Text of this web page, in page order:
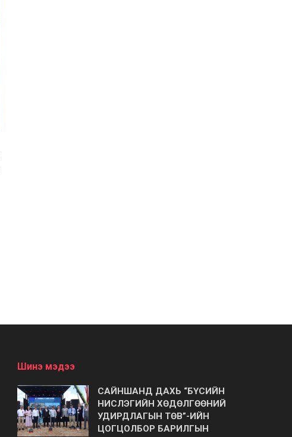
Шинэ мэдээ
САЙНШАНД ДАХЬ “БҮСИЙН
НИСЛЭГИЙН ХӨДӨЛГӨӨНИЙ
УДИРДЛАГЫН ТӨВ”-ИЙН
ЦОГЦОЛБОР БАРИЛГЫН